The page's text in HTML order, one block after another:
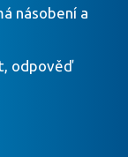
násobení a
odpověď